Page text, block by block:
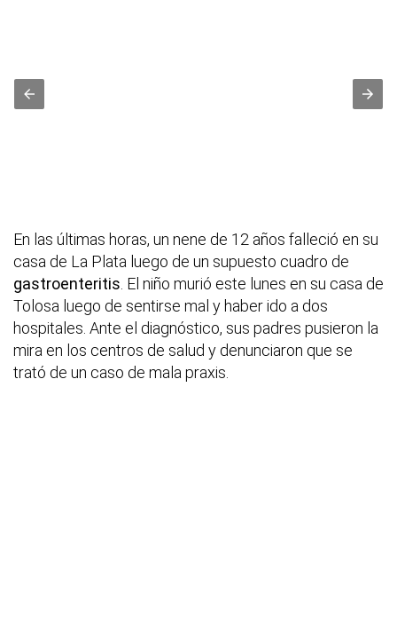
En las últimas horas, un nene de 12 años falleció en su
casa de La Plata luego de un supuesto cuadro de
gastroenteritis. El niño murió este lunes en su casa de
Tolosa luego de sentirse mal y haber ido a dos
hospitales. Ante el diagnóstico, sus padres pusieron la
mira en los centros de salud y denunciaron que se
trató de un caso de mala praxis.